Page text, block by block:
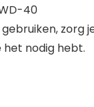
40
zorg
nodig hebt.